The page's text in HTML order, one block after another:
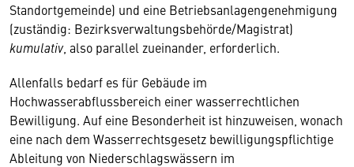
Standortgemeinde) und eine Betriebsanlagengenehmigung
(zuständig: Bezirksverwaltungsbehörde/Magistrat)
kumulativ, also parallel zueinander, erforderlich.
Allenfalls bedarf es für Gebäude im
Hochwasserabflussbereich einer wasserrechtlichen
Bewilligung. Auf eine Besonderheit ist hinzuweisen, wonach
eine nach dem Wasserrechtsgesetz bewilligungspflichtige
Ableitung von Niederschlagswässern im